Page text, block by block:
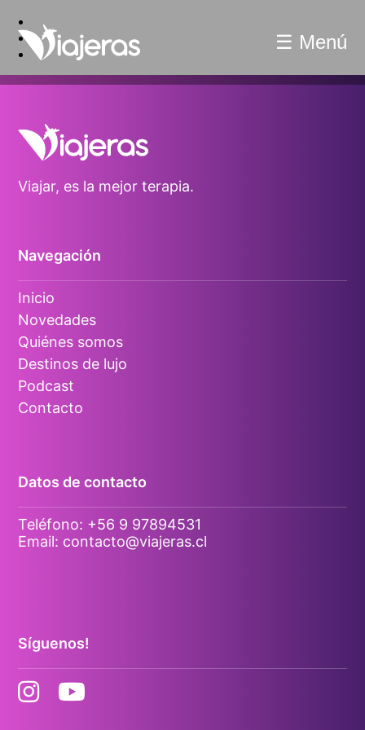
☰ Menú
Viajar, es la mejor terapia.
Navegación
Inicio
Novedades
Quiénes somos
Destinos de lujo
Podcast
Contacto
Datos de contacto
Teléfono: +56 9 97894531
Email: contacto@viajeras.cl
Síguenos!